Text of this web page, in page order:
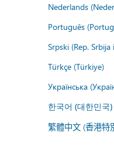
Nederlands
Português
Srpski (Rep.
Türkçe (Türkiye)
Українська
한국어 (대한민국)
繁體中文 (香港特